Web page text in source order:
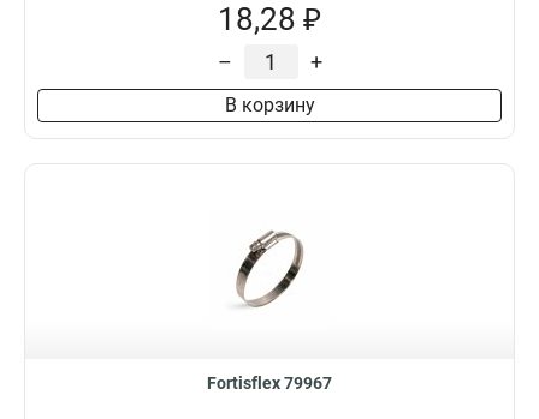
18,28 ₽
– +
В корзину
Fortisflex 79967